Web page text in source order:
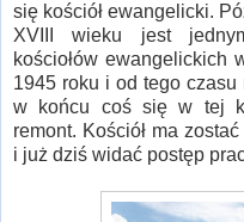
się kościół ewangelicki.
XVIII wieku jest
kościołów ewangelickich
1945 roku i od tego czasu
w końcu coś się w tej
remont. Kościół ma
i już dziś widać postęp